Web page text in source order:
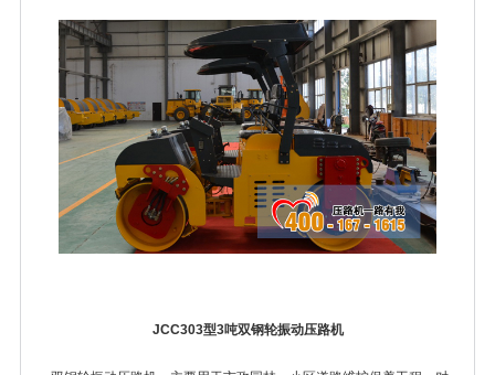
JCC303型3吨双钢轮振动压路机